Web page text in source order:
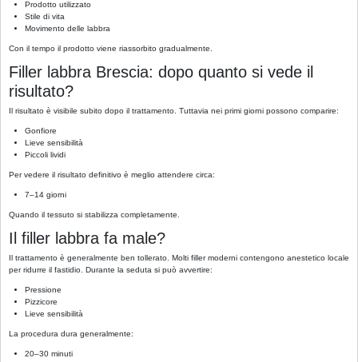
Prodotto utilizzato
Stile di vita
Movimento delle labbra
Con il tempo il prodotto viene riassorbito gradualmente.
Filler labbra Brescia: dopo quanto si vede il
risultato?
Il risultato è visibile subito dopo il trattamento. Tuttavia nei primi giorni possono comparire:
Gonfiore
Lieve sensibilità
Piccoli lividi
Per vedere il risultato definitivo è meglio attendere circa:
7–14 giorni
Quando il tessuto si stabilizza completamente.
Il filler labbra fa male?
Il trattamento è generalmente ben tollerato. Molti filler moderni contengono anestetico locale
per ridurre il fastidio. Durante la seduta si può avvertire:
Pressione
Pizzicore
Lieve sensibilità
La procedura dura generalmente:
20–30 minuti